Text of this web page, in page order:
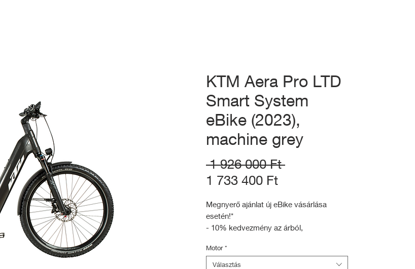
KTM Aera Pro LTD
Smart System
eBike (2023),
machine grey
1 926 000 Ft Szokásos
1 733 400 FtAkciós
Megnyerő ajánlat új eBike vásárlása
esetén!*
- 10% kedvezmény az árból,
értékben)
- Ajándék Bikesafe kerékpár törzskönyv
Motor *
Választás